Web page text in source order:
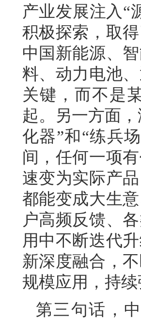
产业发展注入“
积极探索，取
中国新能源、
料、动力电池
关键，而不是
起。另一方面
化器”和“练兵
间，任何一项
速变为实际产
都能变成大生
户高频反馈、
用中不断迭代
新深度融合，
规模应用，持
第三句话，